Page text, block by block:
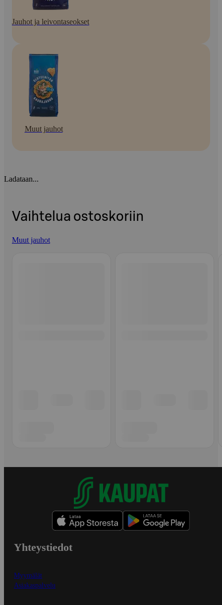
Jauhot ja leivontaseokset
Muut jauhot
Ladataan...
Vaihtelua ostoskoriin
Muut jauhot
Yhteystiedot
Myymälät
Asiakaspalvelu